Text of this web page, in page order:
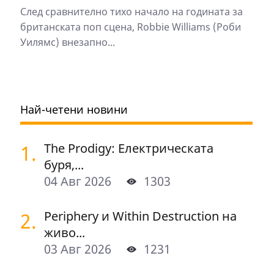
След сравнително тихо начало на годината за
британската поп сцена, Robbie Williams (Роби
Уилямс) внезапно...
Най-четени новини
1. The Prodigy: Електрическата
буря,...
04 Авг 2026
1303
2. Periphery и Within Destruction на
живо...
03 Авг 2026
1231